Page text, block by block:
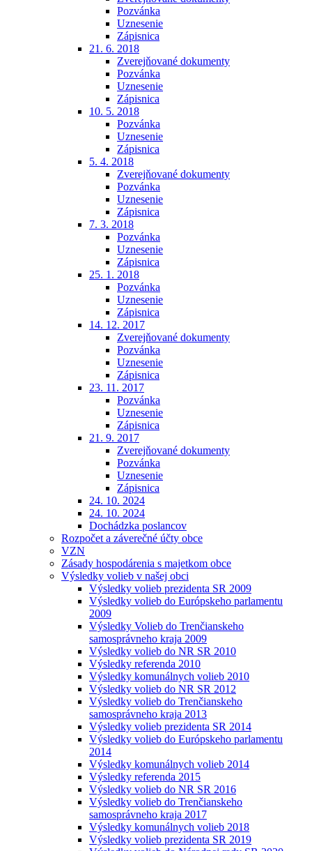
Pozvánka
Uznesenie
Zápisnica
21. 6. 2018
Zverejňované dokumenty
Pozvánka
Uznesenie
Zápisnica
10. 5. 2018
Pozvánka
Uznesenie
Zápisnica
5. 4. 2018
Zverejňované dokumenty
Pozvánka
Uznesenie
Zápisnica
7. 3. 2018
Pozvánka
Uznesenie
Zápisnica
25. 1. 2018
Pozvánka
Uznesenie
Zápisnica
14. 12. 2017
Zverejňované dokumenty
Pozvánka
Uznesenie
Zápisnica
23. 11. 2017
Pozvánka
Uznesenie
Zápisnica
21. 9. 2017
Zverejňované dokumenty
Pozvánka
Uznesenie
Zápisnica
24. 10. 2024
24. 10. 2024
Dochádzka poslancov
Rozpočet a záverečné účty obce
VZN
Zásady hospodárenia s majetkom obce
Výsledky volieb v našej obci
Výsledky volieb prezidenta SR 2009
Výsledky volieb do Európskeho parlamentu
2009
Výsledky Volieb do Trenčianskeho
samosprávneho kraja 2009
Výsledky volieb do NR SR 2010
Výsledky referenda 2010
Výsledky komunálnych volieb 2010
Výsledky volieb do NR SR 2012
Výsledky volieb do Trenčianskeho
samosprávneho kraja 2013
Výsledky volieb prezidenta SR 2014
Výsledky volieb do Európskeho parlamentu
2014
Výsledky komunálnych volieb 2014
Výsledky referenda 2015
Výsledky volieb do NR SR 2016
Výsledky volieb do Trenčianskeho
samosprávneho kraja 2017
Výsledky komunálnych volieb 2018
Výsledky volieb prezidenta SR 2019